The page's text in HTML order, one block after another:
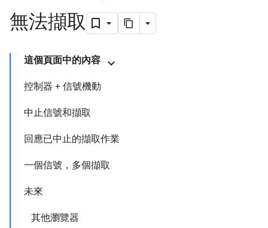
無法擷取
這個頁面中的內容
控制器 + 信號機動
中止信號和擷取
回應已中止的擷取作業
一個信號，多個擷取
未來
其他瀏覽器